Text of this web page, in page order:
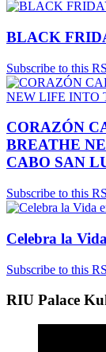
BLACK
Subscribe to this
CORAZÓN
BREATHE
CABO SAN
Subscribe to this
Celebra la
Subscribe to this
RIU Palace